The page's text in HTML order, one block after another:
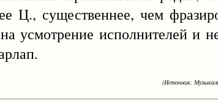
Ц., существеннее, чем
усмотрение исполнителей и
(Источник: